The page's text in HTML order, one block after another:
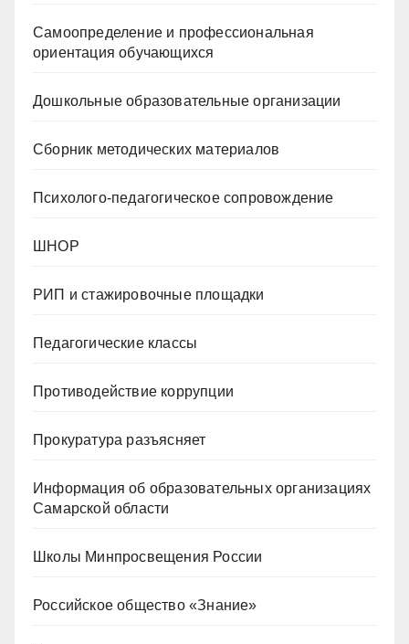
Самоопределение и профессиональная
ориентация обучающихся
Дошкольные образовательные организации
Сборник методических материалов
Психолого-педагогическое сопровождение
ШНОР
РИП и стажировочные площадки
Педагогические классы
Противодействие коррупции
Прокуратура разъясняет
Информация об образовательных организациях
Самарской области
Школы Минпросвещения России
Российское общество «Знание»